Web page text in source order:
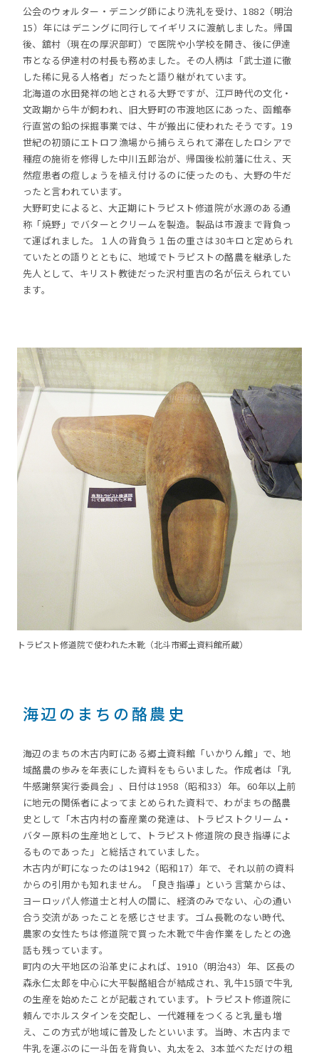
公会のウォルター・デニング師により洗礼を受け、1882（明治
15）年にはデニングに同行してイギリスに渡航しました。帰国
後、舘村（現在の厚沢部町）で医院や小学校を開き、後に伊達
市となる伊達村の村長も務めました。その人柄は「武士道に徹
した稀に見る人格者」だったと語り継がれています。
北海道の水田発祥の地とされる大野ですが、江戸時代の文化・
文政期から牛が飼われ、旧大野町の市渡地区にあった、函館奉
行直営の鉛の採掘事業では、牛が搬出に使われたそうです。19
世紀の初頭にエトロフ漁場から捕らえられて滞在したロシアで
種痘の施術を修得した中川五郎治が、帰国後松前藩に仕え、天
然痘患者の痘しょうを植え付けるのに使ったのも、大野の牛だ
ったと言われています。
大野町史によると、大正期にトラピスト修道院が水源のある通
称「焼野」でバターとクリームを製造。製品は市渡まで背負っ
て運ばれました。１人の背負う１缶の重さは30キロと定められ
ていたとの語りとともに、地域でトラピストの酪農を継承した
先人として、キリスト教徒だった沢村重吉の名が伝えられてい
ます。
トラピスト修道院で使われた木靴（北斗市郷土資料館所蔵）
海辺のまちの酪農史
海辺のまちの木古内町にある郷土資料館「いかりん館」で、地
域酪農の歩みを年表にした資料をもらいました。作成者は「乳
牛感謝祭実行委員会」、日付は1958（昭和33）年。60年以上前
に地元の関係者によってまとめられた資料で、わがまちの酪農
史として「木古内村の畜産業の発達は、トラピストクリーム・
バター原料の生産地として、トラピスト修道院の良き指導によ
るものであった」と総括されていました。
木古内が町になったのは1942（昭和17）年で、それ以前の資料
からの引用かも知れません。「良き指導」という言葉からは、
ヨーロッパ人修道士と村人の間に、経済のみでない、心の通い
合う交流があったことを感じさせます。ゴム長靴のない時代、
農家の女性たちは修道院で買った木靴で牛舎作業をしたとの逸
話も残っています。
町内の大平地区の沿革史によれば、1910（明治43）年、区長の
森永仁太郎を中心に大平製酪組合が結成され、乳牛15頭で牛乳
の生産を始めたことが記載されています。トラピスト修道院に
頼んでホルスタインを交配し、一代雑種をつくると乳量も増
え、この方式が地域に普及したといいます。当時、木古内まで
牛乳を運ぶのに一斗缶を背負い、丸太を2、3本並べただけの粗